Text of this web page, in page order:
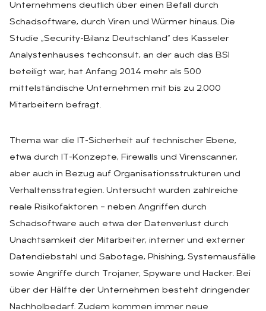
Unternehmens deutlich über einen Befall durch
Schadsoftware, durch Viren und Würmer hinaus. Die
Studie „Security-Bilanz Deutschland“ des Kasseler
Analystenhauses techconsult, an der auch das BSI
beteiligt war, hat Anfang 2014 mehr als 500
mittelständische Unternehmen mit bis zu 2.000
Mitarbeitern befragt.
Thema war die IT-Sicherheit auf technischer Ebene,
etwa durch IT-Konzepte, Firewalls und Virenscanner,
aber auch in Bezug auf Organisationsstrukturen und
Verhaltensstrategien. Untersucht wurden zahlreiche
reale Risikofaktoren – neben Angriffen durch
Schadsoftware auch etwa der Datenverlust durch
Unachtsamkeit der Mitarbeiter, interner und externer
Datendiebstahl und Sabotage, Phishing, Systemausfälle
sowie Angriffe durch Trojaner, Spyware und Hacker. Bei
über der Hälfte der Unternehmen besteht dringender
Nachholbedarf. Zudem kommen immer neue